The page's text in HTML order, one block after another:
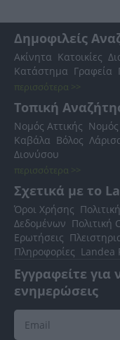
Δημοφιλείς
Ακίνητα Κατοικίες
Κατάστημα Γραφεία
περισσότερα >>
Τοπική
Νομός Αττικής
Καβάλα Βόλος
Διονύσου
περισσότερα >>
Σχετικά με το
Όροι Χρήσης
Δεδομένων Πολιτική
Ερωτήσεις
Πληροφορίες Landea
Εγγραφείτε
ενημερώσεις